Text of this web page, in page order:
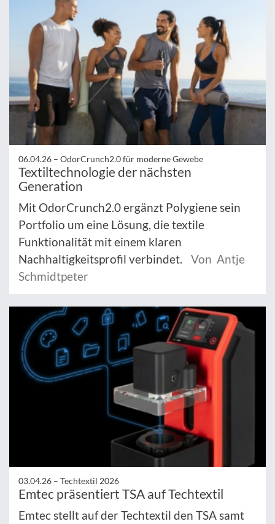
06.04.26 – OdorCrunch2.0 für moderne Gewebe
Textiltechnologie der nächsten
Generation
Mit OdorCrunch2.0 ergänzt Polygiene sein
Portfolio um eine Lösung, die textile
Funktionalität mit einem klaren
Nachhaltigkeitsprofil verbindet.
Von Antje
Schmidtpeter
03.04.26 – Techtextil 2026
Emtec präsentiert TSA auf Techtextil
Emtec stellt auf der Techtextil den TSA samt